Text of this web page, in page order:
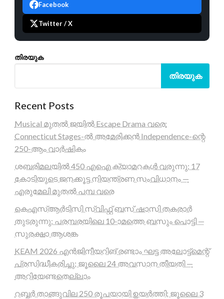
Facebook
Twitter / X
തിരയുക
തിരയുക
Recent Posts
Musical മുതൽ ജയിൽ Escape Drama വരെ:
Connecticut Stages-ൽ അമേരിക്കൻ Independence-ന്റെ
250-ആം വാർഷികം
ശബരിമലയിൽ 450 എഐ ക്യാമറകൾ വരുന്നു; 17
കോടിയുടെ ജനക്കൂട്ട നിയന്ത്രണ സംവിധാനം —
എരുമേലി മുതൽ പമ്പ വരെ
കെഎസ്ആർടിസി സ്വിഫ്റ്റ് ബസ് ഷാസി തകരാർ
തുടരുന്നു; പരമ്പരയിലെ 10-ാമത്തെ ബസും പൊട്ടി —
സുരക്ഷാ ആശങ്ക
KEAM 2026 എൻജിനീയറിങ് രണ്ടാം ഘട്ട അലോട്ട്മെന്റ്
പ്രസിദ്ധീകരിച്ചു; ജൂലൈ 24 അവസാന തീയതി —
അറിയേണ്ടതെല്ലാം
റബ്ബർ താങ്ങുവില 250 രൂപയായി ഉയർത്തി; ജൂലൈ 3